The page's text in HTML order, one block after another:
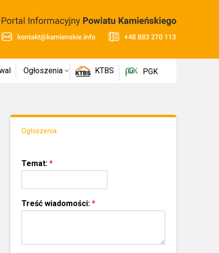
Ogłoszenia KTBS PGK
Ogłoszenia
Temat: *
Treść wiadomości: *